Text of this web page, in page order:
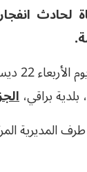
براقي،
المديرية